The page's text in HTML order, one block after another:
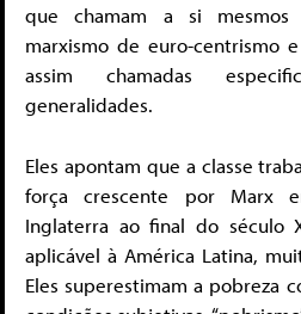
que chamam a si mesmos
marxismo de euro-centrismo
assim chamadas
generalidades.
Eles apontam que a classe
força crescente por Marx
Inglaterra ao final do século
aplicável à América Latina,
Eles superestimam a pobreza